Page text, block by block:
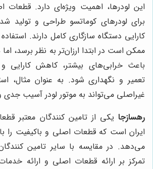
این لودرها، اهمیت ویژه‌ای دارد.
برای لودرهای کوماتسو طراحی و تولید
کارایی دستگاه سازگاری کامل دارند.
ممکن است در ابتدا ارزان‌تر به نظر برسد،
باعث خرابی‌های بیشتر، کاهش کارایی
تعمیر و نگهداری شود. به عنوان مثال،
غیراصلی می‌تواند به موتور لودر آسیب جدی
رهسازجا یکی از تامین کنندگان معتبر
ایران است که قطعات اصلی و باکیفیت را
می‌دهد. در مقایسه با سایر تامین
تمرکز بر ارائه قطعات اصلی و ارائه